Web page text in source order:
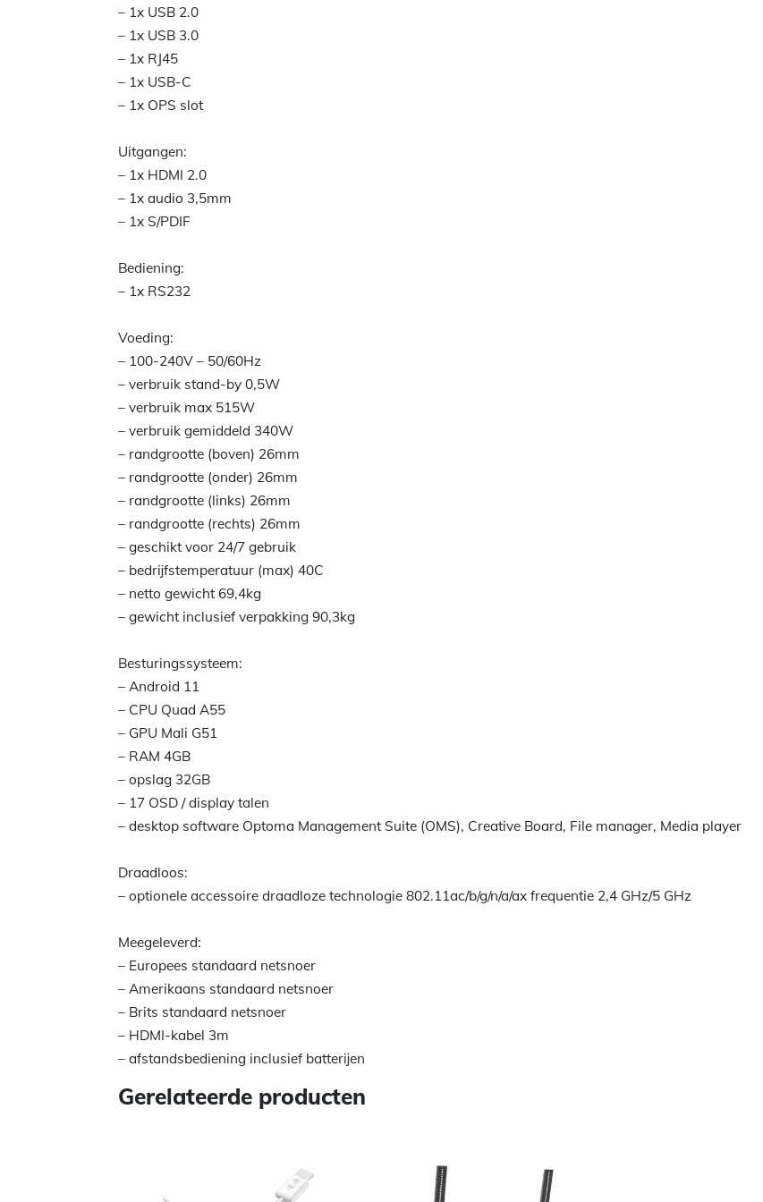
– 1x USB 2.0
– 1x USB 3.0
– 1x RJ45
– 1x USB-C
– 1x OPS slot
Uitgangen:
– 1x HDMI 2.0
– 1x audio 3,5mm
– 1x S/PDIF
Bediening:
– 1x RS232
Voeding:
– 100-240V – 50/60Hz
– verbruik stand-by 0,5W
– verbruik max 515W
– verbruik gemiddeld 340W
– randgrootte (boven) 26mm
– randgrootte (onder) 26mm
– randgrootte (links) 26mm
– randgrootte (rechts) 26mm
– geschikt voor 24/7 gebruik
– bedrijfstemperatuur (max) 40C
– netto gewicht 69,4kg
– gewicht inclusief verpakking 90,3kg
Besturingssysteem:
– Android 11
– CPU Quad A55
– GPU Mali G51
– RAM 4GB
– opslag 32GB
– 17 OSD / display talen
– desktop software Optoma Management Suite (OMS), Creative Board, File manager, Media player
Draadloos:
– optionele accessoire draadloze technologie 802.11ac/b/g/n/a/ax frequentie 2,4 GHz/5 GHz
Meegeleverd:
– Europees standaard netsnoer
– Amerikaans standaard netsnoer
– Brits standaard netsnoer
– HDMI-kabel 3m
– afstandsbediening inclusief batterijen
Gerelateerde producten